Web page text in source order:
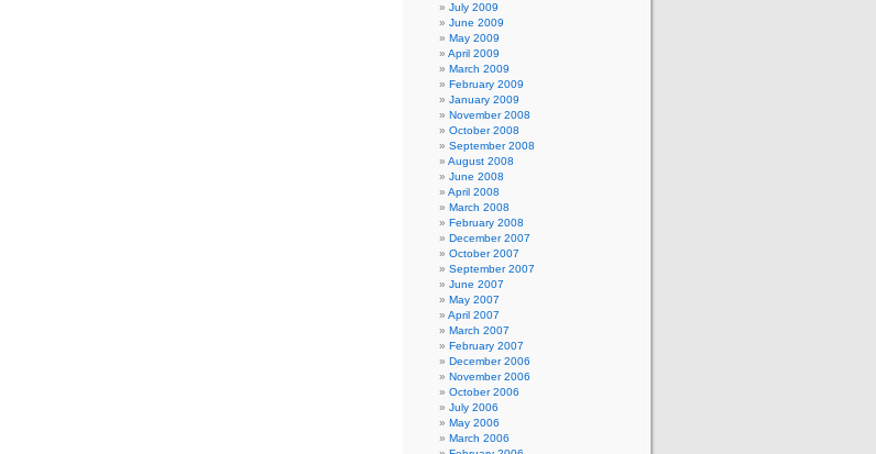
July 2009
June 2009
May 2009
April 2009
March 2009
February 2009
January 2009
November 2008
October 2008
September 2008
August 2008
June 2008
April 2008
March 2008
February 2008
December 2007
October 2007
September 2007
June 2007
May 2007
April 2007
March 2007
February 2007
December 2006
November 2006
October 2006
July 2006
May 2006
March 2006